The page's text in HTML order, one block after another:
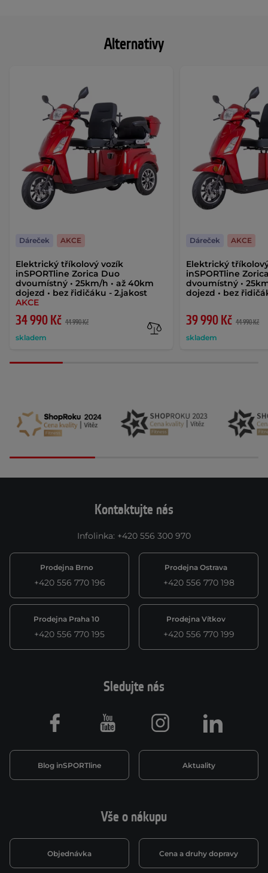
Alternativy
Elektrický tříkolový vozík
inSPORTline Zorica Duo
dvoumístný • 25km/h • až 40km
dojezd • bez řidičáku - 2.jakost
AKCE
34 990 Kč 44 990 Kč
skladem
Dáreček AKCE
Elektrický
inSPORTline
dvoumístný •
dojezd • bez
39 990 Kč 44 990 Kč
skladem
Dáreček AKCE
Kontaktujte nás
Infolinka: +420 556 300 970
Prodejna Brno
+420 556 770 196
Prodejna Ostrava
+420 556 770 198
Prodejna Praha 10
+420 556 770 195
Prodejna Vítkov
+420 556 770 199
Vše o nákupu
Objednávka Cena a druhy dopravy
Sledujte nás
Blog inSPORTline Aktuality
Facebook Youtube Instagram LinkedIn